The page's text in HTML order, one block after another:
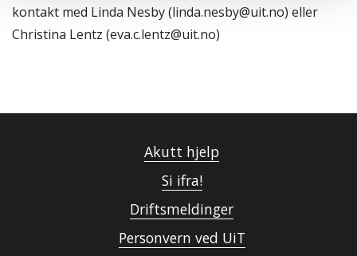
kontakt med Linda Nesby (linda.nesby@uit.no) eller
Christina Lentz (eva.c.lentz@uit.no)
Akutt hjelp
Si ifra!
Driftsmeldinger
Personvern ved UiT